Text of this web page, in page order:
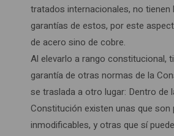
tratados internacionales, no tienen
garantías de estos, por este
de acero sino de cobre.
Al elevarlo a rango constitucional,
garantía de otras normas de la
se traslada a otro lugar: Dentro de
Constitución existen unas que son
inmodificables, y otras que sí